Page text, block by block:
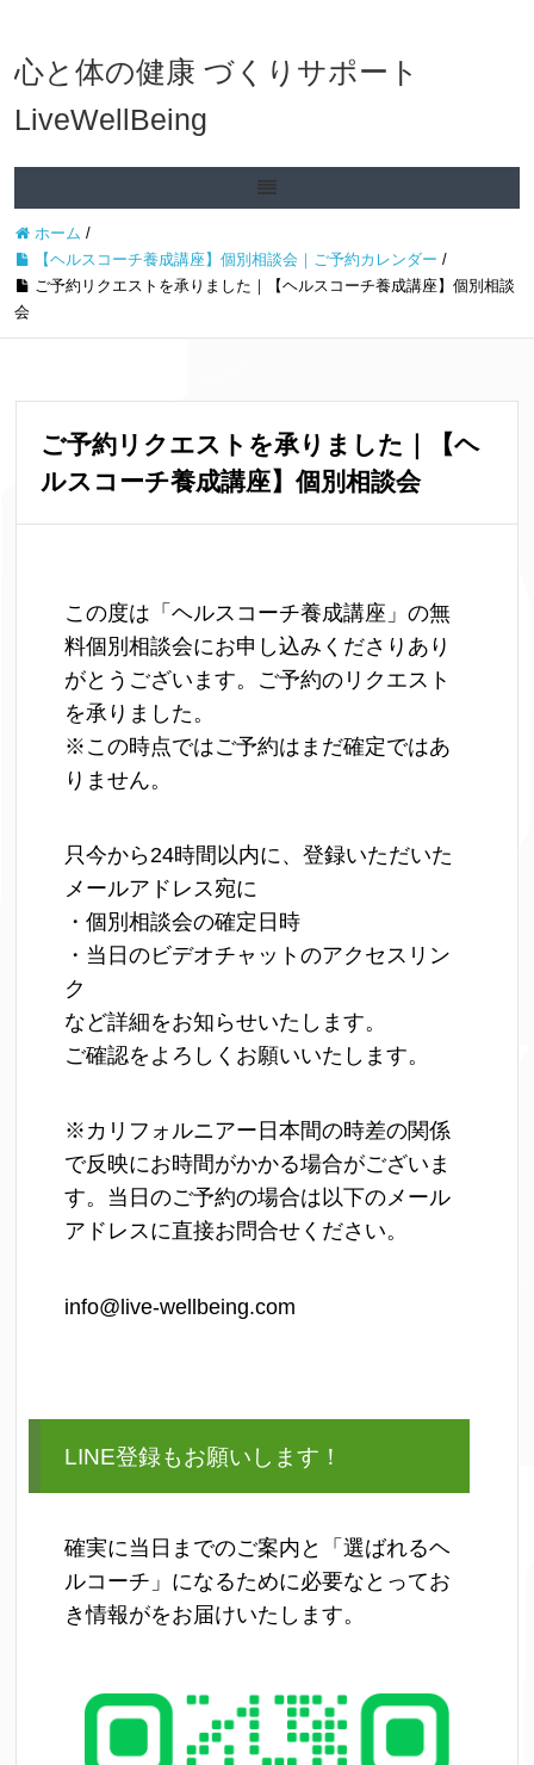
心と体の健康 づくりサポート
LiveWellBeing
ホーム /
【ヘルスコーチ養成講座】個別相談会｜ご予約カレンダー /
ご予約リクエストを承りました｜【ヘルスコーチ養成講座】個別相談
会
ご予約リクエストを承りました｜【ヘ
ルスコーチ養成講座】個別相談会
この度は「ヘルスコーチ養成講座」の無
料個別相談会にお申し込みくださりあり
がとうございます。ご予約のリクエスト
を承りました。
※この時点ではご予約はまだ確定ではあ
りません。
只今から24時間以内に、登録いただいた
メールアドレス宛に
・個別相談会の確定日時
・当日のビデオチャットのアクセスリン
ク
など詳細をお知らせいたします。
ご確認をよろしくお願いいたします。
※カリフォルニアー日本間の時差の関係
で反映にお時間がかかる場合がございま
す。当日のご予約の場合は以下のメール
アドレスに直接お問合せください。
info@live-wellbeing.com
LINE登録もお願いします！
確実に当日までのご案内と「選ばれるヘ
ルコーチ」になるために必要なとってお
き情報がをお届けいたします。